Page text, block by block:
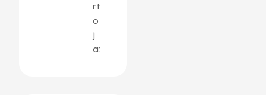
rt
o
j
a: